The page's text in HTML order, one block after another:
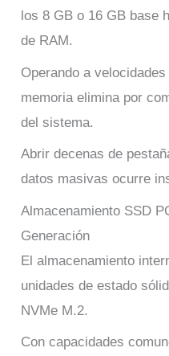
los 8 GB o 16 GB base
de RAM.
Operando a
memoria elimina por
del sistema.
Abrir decenas de
datos masivas ocurre
Almacenamiento SSD
Generación
El almacenamiento
unidades de estado
NVMe M.2.
Con capacidades